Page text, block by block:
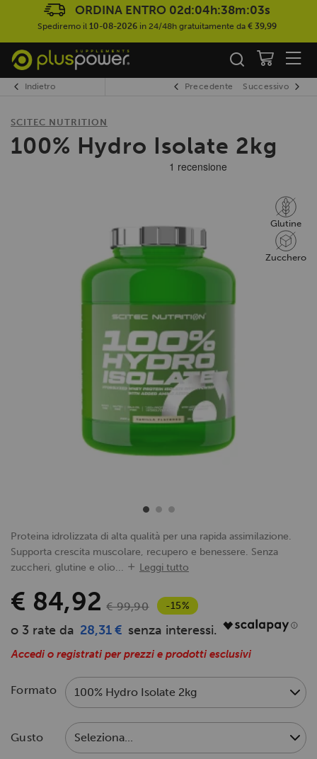
ORDINA ENTRO 02d:04h:38m:03s
Spediremo il 10-08-2026in 24/48h gratuitamente da € 39,99
Indietro Precedente Successivo
SCITEC NUTRITION
100% Hydro Isolate 2kg
Glutine
Zucchero
Proteina idrolizzata di alta qualità per una rapida assimilazione.
Supporta crescita muscolare, recupero e benessere. Senza
zuccheri, glutine e olio...
Leggi tutto
€ 84,92 € 99,90 -15%
28,31 €
Accedi o registrati per prezzi e prodotti esclusivi
Formato
Gusto